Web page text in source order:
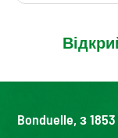
Bonduelle, з